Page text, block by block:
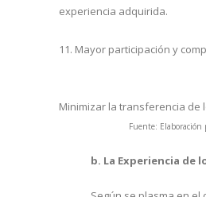
experiencia adquirida.
11. Mayor participación y
Minimizar la transferencia de
Fuente: Elaboración
b. La Experiencia de